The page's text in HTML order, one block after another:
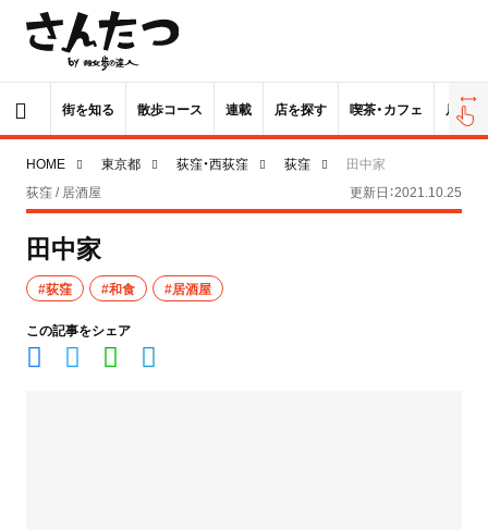
街を知る 散歩コース 連載 店を探す 喫茶・カフェ 居酒屋
HOME 東京都 荻窪・西荻窪 荻窪
田中家
荻窪 / 居酒屋
更新日：2021.10.25
田中家
#荻窪 #和食 #居酒屋
この記事をシェア